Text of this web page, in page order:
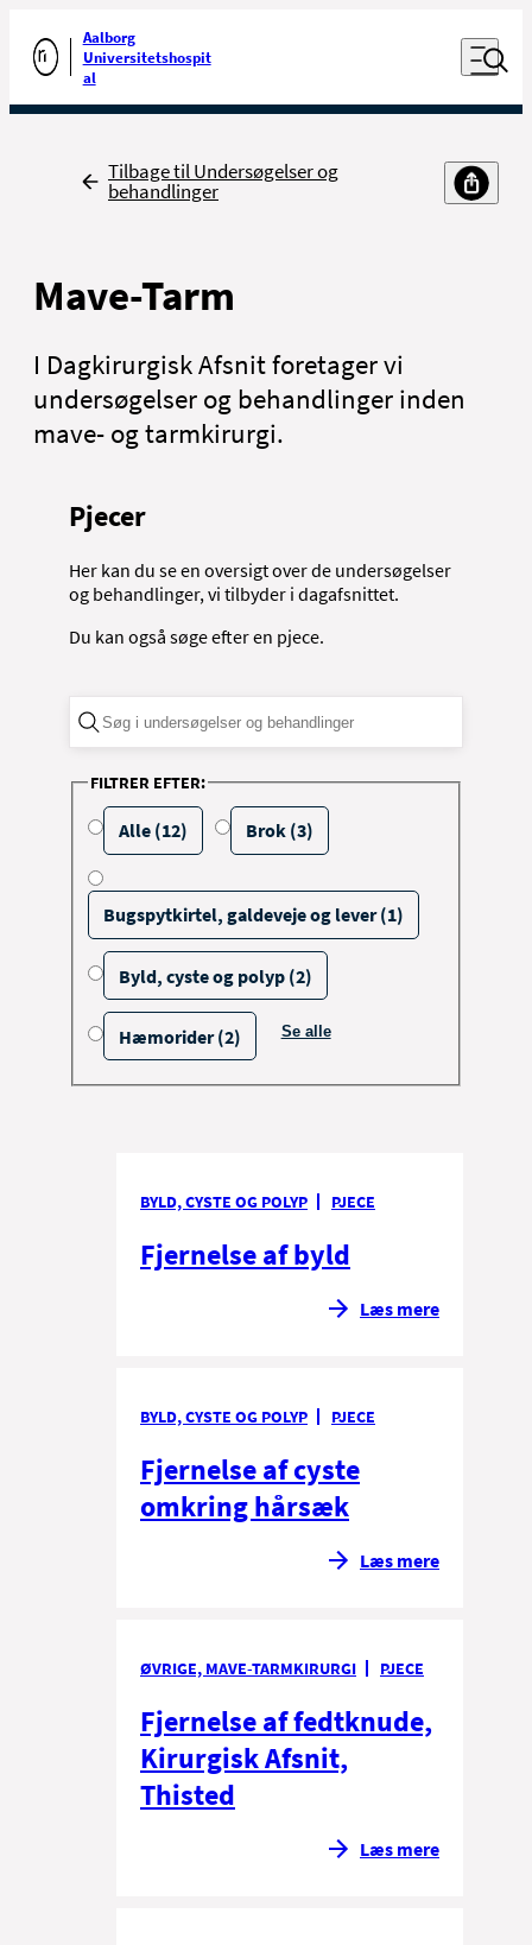
Gå til forsiden
Aalborg
Universitetshospit
al
Åben
Udfør søgning
Tilbage
Tilbage til Undersøgelser og
behandlinger
Mave-Tarm
I Dagkirurgisk Afsnit foretager vi
undersøgelser og behandlinger inden
mave- og tarmkirurgi.
Pjecer
Her kan du se en oversigt over de undersøgelser
og behandlinger, vi tilbyder i dagafsnittet.
Du kan også søge efter en pjece.
FILTRER EFTER:
Alle (12) Brok (3)
Bugspytkirtel, galdeveje og lever (1)
Byld, cyste og polyp (2)
Hæmorider (2) Se alle
filtrerings muligheder
BYLD, CYSTE OG POLYP PJECE
Fjernelse af byld
Læs mere
BYLD, CYSTE OG POLYP PJECE
Fjernelse af cyste
omkring hårsæk
Læs mere
ØVRIGE, MAVE-TARMKIRURGI PJECE
Fjernelse af fedtknude,
Kirurgisk Afsnit,
Thisted
Læs mere